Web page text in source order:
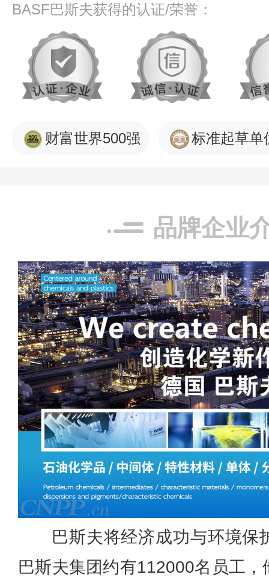
BASF巴斯夫获得的认证/荣誉：
财富世界500强 标准起草单
品牌企业
巴斯夫将经济成功与环境保
巴斯夫集团约有112000名员工